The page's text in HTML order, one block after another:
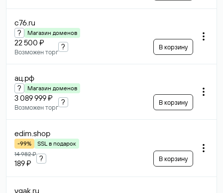
c76.ru
? Магазин доменов
22 500 ₽
Возможен торг
? В корзину
ац.рф
? Магазин доменов
3 089 999 ₽
Возможен торг
? В корзину
edim.shop
-99%
SSL в подарок
14 982 ₽
189 ₽
? В корзину
vgak.ru